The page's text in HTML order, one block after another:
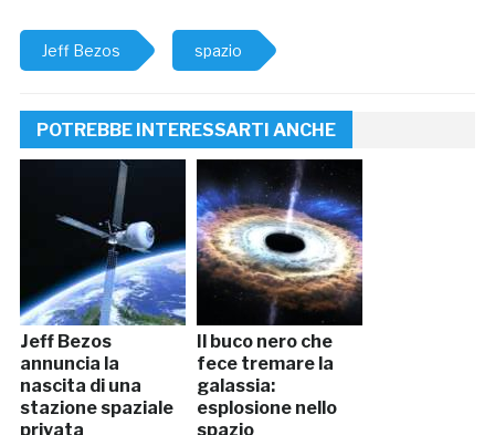
Jeff Bezos spazio
POTREBBE INTERESSARTI ANCHE
Jeff Bezos
annuncia la
nascita di una
stazione spaziale
privata
Il buco nero che
fece tremare la
galassia:
esplosione nello
spazio